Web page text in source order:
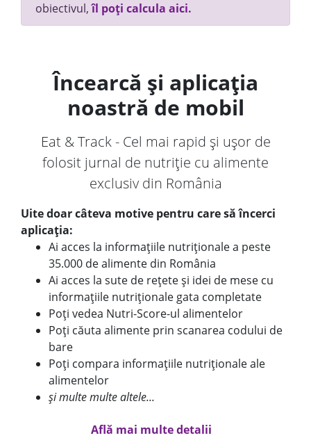
obiectivul,îl poți calcula aici.
Încearcă și aplicația
noastră de mobil
Eat & Track - Cel mai rapid și ușor de
folosit jurnal de nutriție cu alimente
exclusiv din România
Uite doar câteva motive pentru care să încerci
aplicația:
Ai acces la informațiile nutriționale a peste
35.000 de alimente din România
Ai acces la sute de rețete și idei de mese cu
informațiile nutriționale gata completate
Poți vedea Nutri-Score-ul alimentelor
Poți căuta alimente prin scanarea codului de
bare
Poți compara informațiile nutriționale ale
alimentelor
și multe multe altele...
Află mai multe detalii